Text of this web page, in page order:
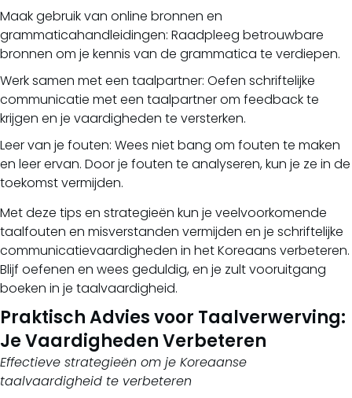
Maak gebruik van online bronnen en
grammaticahandleidingen: Raadpleeg betrouwbare
bronnen om je kennis van de grammatica te verdiepen.
Werk samen met een taalpartner: Oefen schriftelijke
communicatie met een taalpartner om feedback te
krijgen en je vaardigheden te versterken.
Leer van je fouten: Wees niet bang om fouten te maken
en leer ervan. Door je fouten te analyseren, kun je ze in de
toekomst vermijden.
Met deze tips en strategieën kun je veelvoorkomende
taalfouten en misverstanden vermijden en je schriftelijke
communicatievaardigheden in het Koreaans verbeteren.
Blijf oefenen en wees geduldig, en je zult vooruitgang
boeken in je taalvaardigheid.
Praktisch Advies voor Taalverwerving:
Je Vaardigheden Verbeteren
Effectieve strategieën om je Koreaanse
taalvaardigheid te verbeteren